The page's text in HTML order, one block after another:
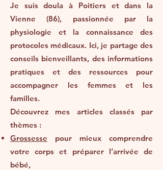
Je suis doula à Poitiers et dans la
Vienne (86), passionnée par la
physiologie et la connaissance des
protocoles médicaux. Ici, je partage des
conseils bienveillants, des informations
pratiques et des ressources pour
accompagner les femmes et les
familles.
Découvrez mes articles classés par
thèmes :
Grossesse pour mieux comprendre
votre corps et préparer l’arrivée de
bébé,